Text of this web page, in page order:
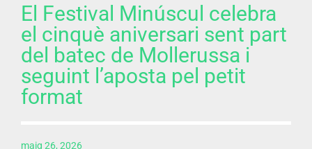
El Festival Minúscul celebra
el cinquè aniversari sent part
del batec de Mollerussa i
seguint l’aposta pel petit
format
maig 26, 2026